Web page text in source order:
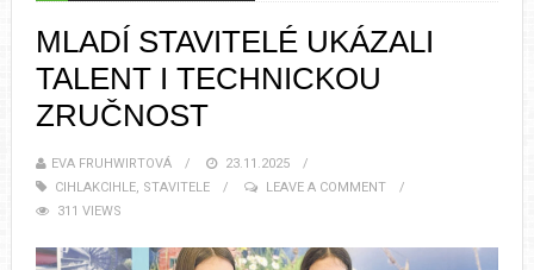
MLADÍ STAVITELÉ UKÁZALI
TALENT I TECHNICKOU
ZRUČNOST
EVA FRUHWIRTOVÁ
23.11.2025
CIHLAKCIHLE, STAVITELE
LEAVE A COMMENT
311 VIEWS